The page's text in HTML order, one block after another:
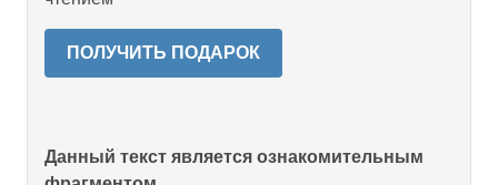
ПОЛУЧИТЬ ПОДАРОК
Данный текст является ознакомительным